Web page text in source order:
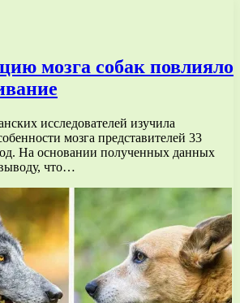
мозга собак повлияло
исследователей изучила
мозга представителей 33
На основании полученных данных
что…